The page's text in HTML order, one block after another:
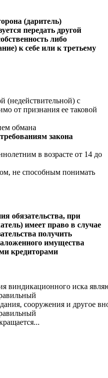
(даритель)
передать другой
либо
к себе или к третьему
(недействительной) с
от признания ее таковой
обмана
закона
в возрасте от 14 до
не способным понимать
обязательства, при
имеет право в случае
получить
имущества
кредиторами
виндикационного иска
сооружения и другое